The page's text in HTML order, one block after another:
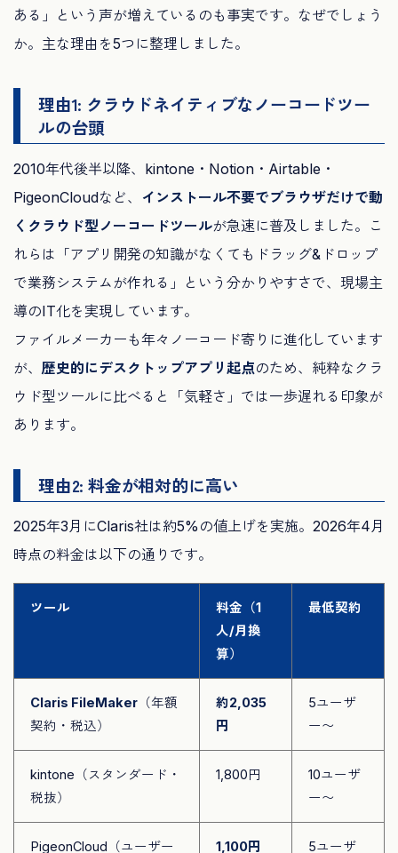
ある」という声が増えているのも事実です。なぜでしょう
か。主な理由を5つに整理しました。
理由1: クラウドネイティブなノーコードツー
ルの台頭
2010年代後半以降、kintone・Notion・Airtable・
PigeonCloudなど、 インストール不要でブラウザだけで動
くクラウド型ノーコードツールが急速に普及しました。こ
れらは「アプリ開発の知識がなくてもドラッグ&ドロップ
で業務システムが作れる」という分かりやすさで、現場主
導のIT化を実現しています。
ファイルメーカーも年々ノーコード寄りに進化しています
が、 歴史的にデスクトップアプリ起点のため、純粋なクラ
ウド型ツールに比べると「気軽さ」では一歩遅れる印象が
あります。
理由2: 料金が相対的に高い
2025年3月にClaris社は約5%の値上げを実施。2026年4月
時点の料金は以下の通りです。
ツール
料金（1
人/月換
算）
最低契約
Claris FileMaker （年額
契約・税込）
約2,035
円
5ユーザ
ー〜
kintone（スタンダード・
税抜）
1,800円
10ユーザ
ー〜
PigeonCloud（ユーザー
1,100円
5ユーザ